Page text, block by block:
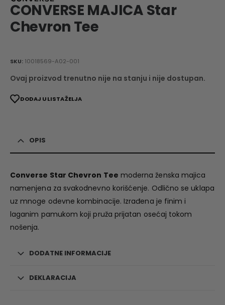
CONVERSE MAJICA Star
Chevron Tee
SKU: 10018569-A02-001
Ovaj proizvod trenutno nije na stanju i nije dostupan.
DODAJ U LISTA ŽELJA
OPIS
Converse Star Chevron Tee moderna ženska majica
namenjena za svakodnevno korišćenje. Odlično se uklapa
uz mnoge odevne kombinacije. Izrađena je finim i
laganim pamukom koji pruža prijatan osećaj tokom
nošenja.
DODATNE INFORMACIJE
DEKLARACIJA